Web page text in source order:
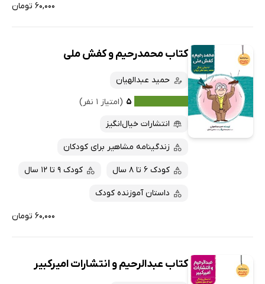
۶۰,۰۰۰ تومان
کتاب محمدرحیم و کفش ملی
حمید عبدالهیان
۵ (امتیاز ۱ نفر)
انتشارات خیال‌انگیز
زندگینامه مشاهیر برای کودکان
کودک 6 تا 8 سال کودک 9 تا 12 سال
داستان آموزنده کودک
۶۰,۰۰۰ تومان
کتاب عبدالرحیم و انتشارات امیرکبیر